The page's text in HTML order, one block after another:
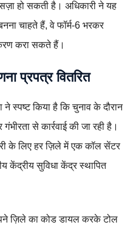
हो सकती है। अधिकारी ने यह
चाहते हैं, वे फॉर्म-6 भरकर
करा सकते हैं।
प्रपत्र वितरित
ने स्पष्ट किया है कि चुनाव के दौरान
से कार्रवाई की जा रही है।
के लिए हर ज़िले में एक कॉल सेंटर
केंद्रीय सुविधा केंद्र स्थापित
ज़िले का कोड डायल करके टोल